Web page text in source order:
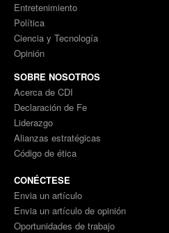
Entretenimiento
Política
Ciencia y Tecnología
Opinión
SOBRE NOSOTROS
Acerca de CDI
Declaración de Fe
Liderazgo
Alianzas estratégicas
Código de ética
CONÉCTESE
Envia un artículo
Envia un artículo de opinión
Oportunidades de trabajo